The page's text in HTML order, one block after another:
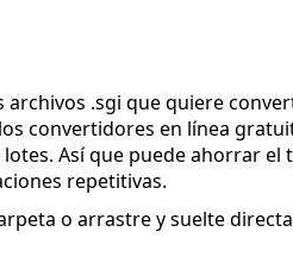
.sgi que quiere
convertidores en línea
Así que puede ahorrar el
repetitivas.
o arrastre y suelte